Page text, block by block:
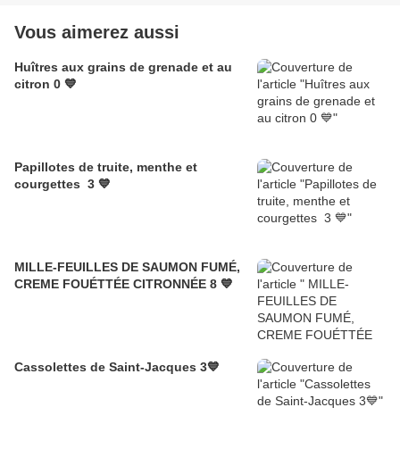
Vous aimerez aussi
Huîtres aux grains de grenade et au
citron 0 💙
Papillotes de truite, menthe et
courgettes 3 💙
MILLE-FEUILLES DE SAUMON FUMÉ,
CREME FOUÉTTÉE CITRONNÉE 8 💙
Cassolettes de Saint-Jacques 3💙